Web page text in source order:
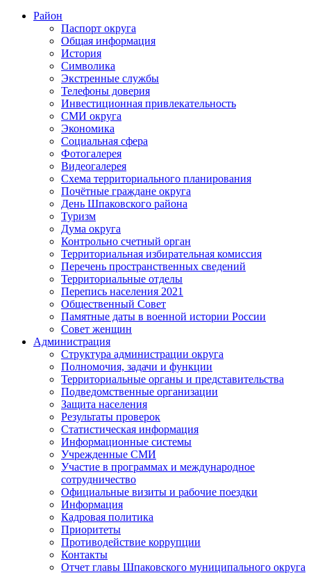
Район
Паспорт округа
Общая информация
История
Символика
Экстренные службы
Телефоны доверия
Инвестиционная привлекательность
СМИ округа
Экономика
Социальная сфера
Фотогалерея
Видеогалерея
Схема территориального планирования
Почётные граждане округа
День Шпаковского района
Туризм
Дума округа
Контрольно счетный орган
Территориальная избирательная комиссия
Перечень пространственных сведений
Территориальные отделы
Перепись населения 2021
Общественный Совет
Памятные даты в военной истории России
Совет женщин
Администрация
Структура администрации округа
Полномочия, задачи и функции
Территориальные органы и представительства
Подведомственные организации
Защита населения
Результаты проверок
Статистическая информация
Информационные системы
Учрежденные СМИ
Участие в программах и международное
сотрудничество
Официальные визиты и рабочие поездки
Информация
Кадровая политика
Приоритеты
Противодействие коррупции
Контакты
Отчет главы Шпаковского муниципального округа